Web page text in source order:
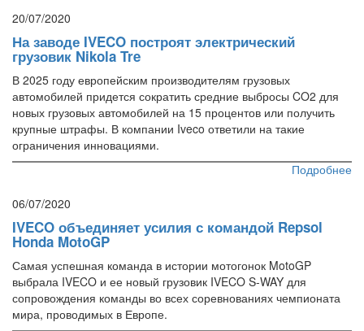
20/07/2020
На заводе IVECO построят электрический
грузовик Nikola Tre
В 2025 году европейским производителям грузовых
автомобилей придется сократить средние выбросы CO2 для
новых грузовых автомобилей на 15 процентов или получить
крупные штрафы. В компании Iveco ответили на такие
ограничения инновациями.
Подробнее
06/07/2020
IVECO объединяет усилия с командой Repsol
Honda MotoGP
Самая успешная команда в истории мотогонок MotoGP
выбрала IVECO и ее новый грузовик IVECO S-WAY для
сопровождения команды во всех соревнованиях чемпионата
мира, проводимых в Европе.